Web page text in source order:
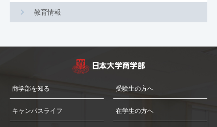
教育情報
商学部を知る
キャンパスライフ
受験生の方へ
在学生の方へ